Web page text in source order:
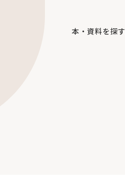
本・資料を探す